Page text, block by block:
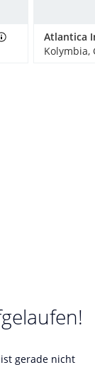
Kolymbia,
gerade nicht